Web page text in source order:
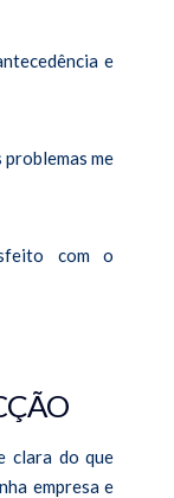
e
me
com o
clara do que
empresa e